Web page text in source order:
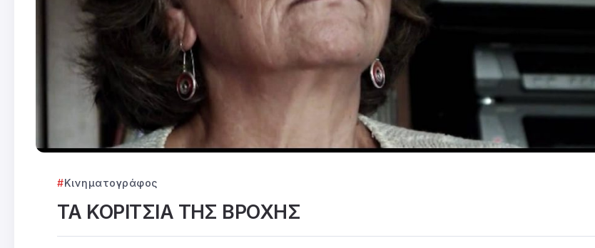
Κινηματογράφος
ΤΑ ΚΟΡΙΤΣΙΑ ΤΗΣ ΒΡΟΧΗΣ